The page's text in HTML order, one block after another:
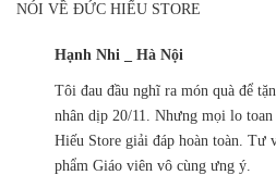
NÓI VỀ ĐỨC HIẾU STORE
Hạnh Nhi _ Hà Nội
Tôi đau đầu nghĩ ra món quà để
nhân dịp 20/11. Nhưng mọi lo
Hiếu Store giải đáp hoàn toàn. Tư
phẩm Giáo viên vô cùng ưng ý.